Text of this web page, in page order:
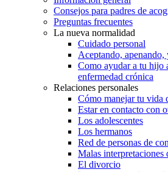
Consejos para padres de
Preguntas frecuentes
La nueva normalidad
Cuidado personal
Aceptando, apenando,
Como ayudar a tu hijo
enfermedad crónica
Relaciones personales
Cómo manejar tu vida
Estar en contacto con
Los adolescentes
Los hermanos
Red de personas de
Malas interpretaciones
El divorcio